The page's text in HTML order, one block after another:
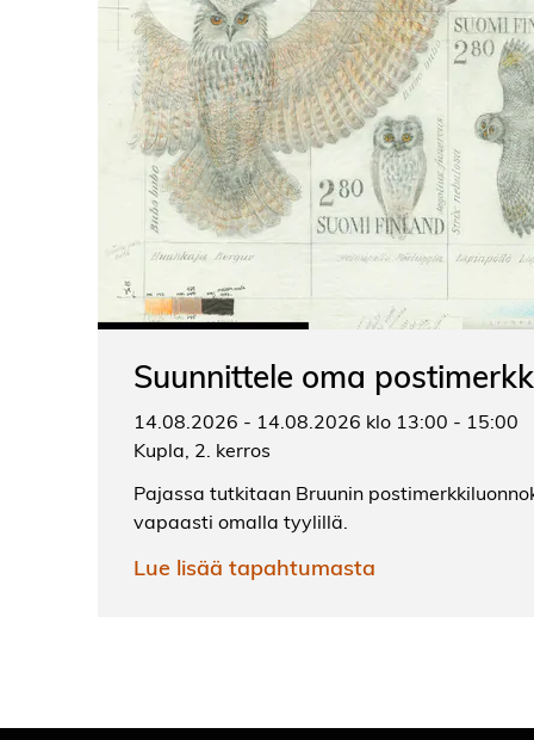
Suunnittele oma
14.08.2026 - 14.08.2026 klo 13:00 - 15:00
Kupla, 2. kerros
Pajassa tutkitaan Bruunin
vapaasti omalla tyylillä.
Lue lisää tapahtumasta